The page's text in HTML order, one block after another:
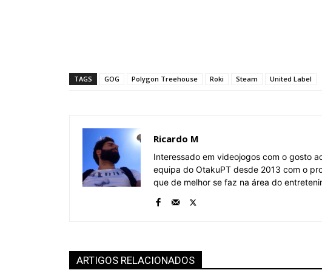
TAGS GOG Polygon Treehouse Roki Steam United Label
Ricardo M
Interessado em videojogos com o gosto
equipa do OtakuPT desde 2013 com o
que de melhor se faz na área do
ARTIGOS RELACIONADOS